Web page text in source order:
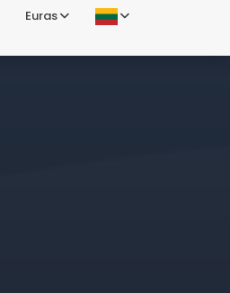
Euras